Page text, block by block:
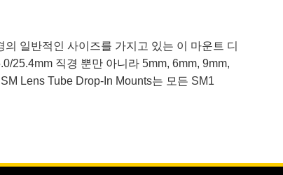
일반적인 사이즈를 가지고 있는 이 마운트 디
25.4mm 직경 뿐만 아니라 5mm, 6mm, 9mm,
Lens Tube Drop-In Mounts는 모든 SM1